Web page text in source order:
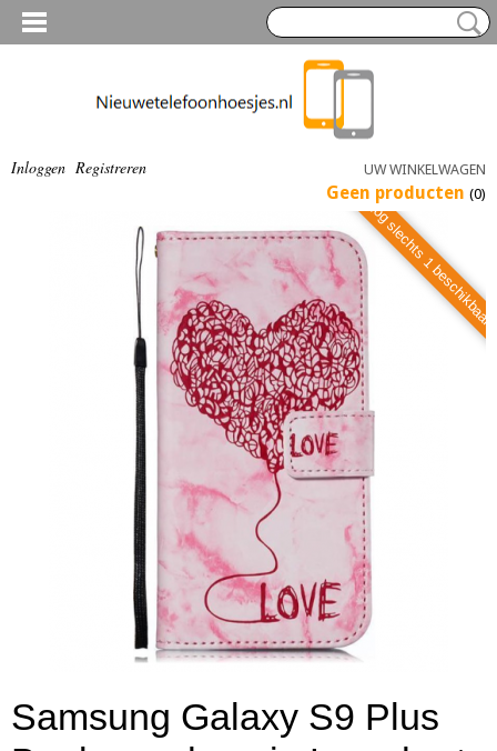
Inloggen Registreren UW WINKELWAGEN
Geen producten (0)
Nog slechts 1
Samsung Galaxy S9 Plus